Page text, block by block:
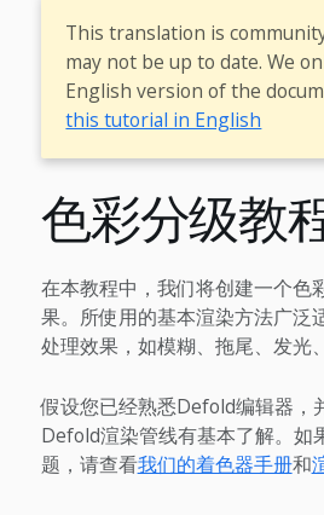
This translation is
may not be up to date. We
English version of the
this tutorial in English
色彩分级教
在本教程中，我们将创建一个色
果。所使用的基本渲染方法广泛
处理效果，如模糊、拖尾、发光
假设您已经熟悉Defold编辑器，
Defold渲染管线有基本了解。如
题，请查看我们的着色器手册和